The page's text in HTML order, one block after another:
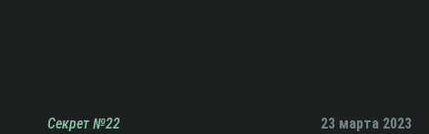
Секрет №22 23 марта 2023